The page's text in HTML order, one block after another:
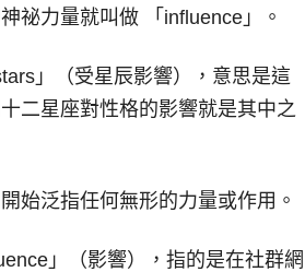
祕力量就叫做 「influence」。
」（受星辰影響），意思是這
二星座對性格的影響就是其中之
始泛指任何無形的力量或作用。
」（影響），指的是在社群網